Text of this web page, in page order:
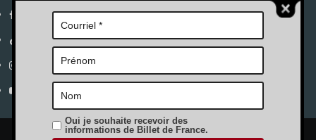
Facebook
Tik
Tok
Instagram
YouTube
Oui je souhaite recevoir des
informations de Billet de France.